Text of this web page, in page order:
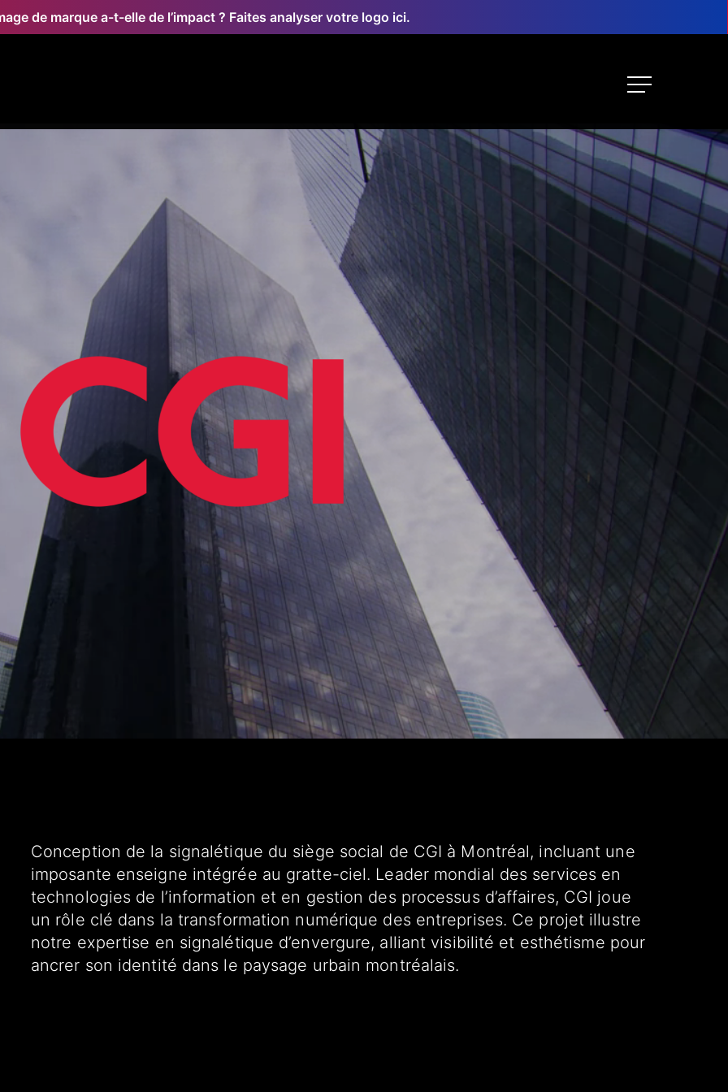
de marque a-t-elle de l’impact ? Faites analyser votre logo ici.
Menu
Conception de la signalétique du siège social de CGI à Montréal, incluant une
imposante enseigne intégrée au gratte-ciel. Leader mondial des services en
technologies de l’information et en gestion des processus d’affaires, CGI joue
un rôle clé dans la transformation numérique des entreprises. Ce projet illustre
notre expertise en signalétique d’envergure, alliant visibilité et esthétisme pour
ancrer son identité dans le paysage urbain montréalais.